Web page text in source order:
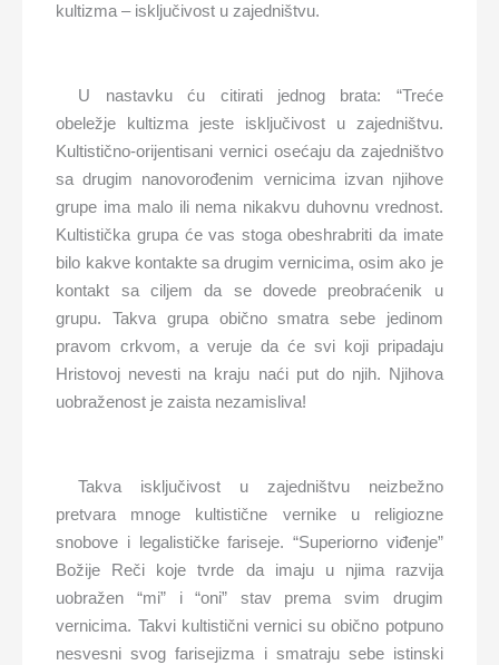
kultizma – isključivost u zajedništvu.
U nastavku ću citirati jednog brata: “Treće
obeležje kultizma jeste isključivost u zajedništvu.
Kultistično-orijentisani vernici osećaju da zajedništvo
sa drugim nanovorođenim vernicima izvan njihove
grupe ima malo ili nema nikakvu duhovnu vrednost.
Kultistička grupa će vas stoga obeshrabriti da imate
bilo kakve kontakte sa drugim vernicima, osim ako je
kontakt sa ciljem da se dovede preobraćenik u
grupu. Takva grupa obično smatra sebe jedinom
pravom crkvom, a veruje da će svi koji pripadaju
Hristovoj nevesti na kraju naći put do njih. Njihova
uobraženost je zaista nezamisliva!
Takva isključivost u zajedništvu neizbežno
pretvara mnoge kultistične vernike u religiozne
snobove i legalističke fariseje. “Superiorno viđenje”
Božije Reči koje tvrde da imaju u njima razvija
uobražen “mi” i “oni” stav prema svim drugim
vernicima. Takvi kultistični vernici su obično potpuno
nesvesni svog farisejizma i smatraju sebe istinski